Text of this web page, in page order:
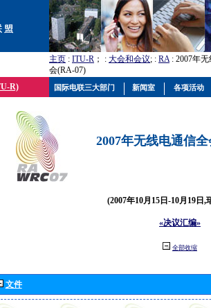
主页 : ITU-R ； : 大会和会议; : RA: 2007年
会(RA-07)
R)
2007年无线电通信
(2007年10月15日-10月19日,
«决议汇编»
全部收缩
文件
国际电联三大部门 新闻室 各项活动